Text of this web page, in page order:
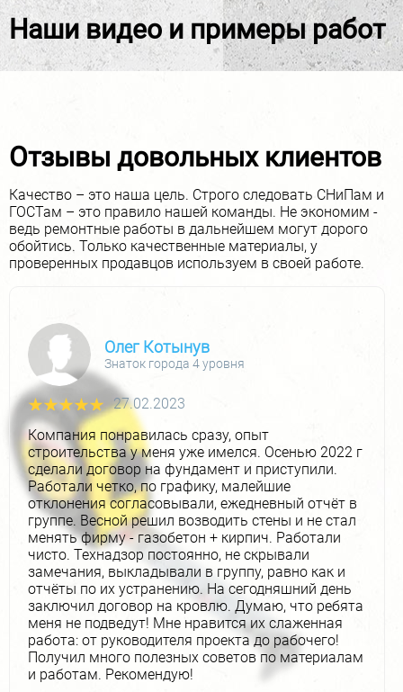
Наши видео и примеры работ
Отзывы довольных клиентов
Качество – это наша цель. Строго следовать СНиПам и
ГОСТам – это правило нашей команды. Не экономим -
ведь ремонтные работы в дальнейшем могут дорого
обойтись. Только качественные материалы, у
проверенных продавцов используем в своей работе.
Олег Котынув
Знаток города 4 уровня
27.02.2023
Компания понравилась сразу, опыт
строительства у меня уже имелся. Осенью 2022 г
сделали договор на фундамент и приступили.
Работали четко, по графику, малейшие
отклонения согласовывали, ежедневный отчёт в
группе. Весной решил возводить стены и не стал
менять фирму - газобетон + кирпич. Работали
чисто. Технадзор постоянно, не скрывали
замечания, выкладывали в группу, равно как и
отчёты по их устранению. На сегодняшний день
заключил договор на кровлю. Думаю, что ребята
меня не подведут! Мне нравится их слаженная
работа: от руководителя проекта до рабочего!
Получил много полезных советов по материалам
и работам. Рекомендую!